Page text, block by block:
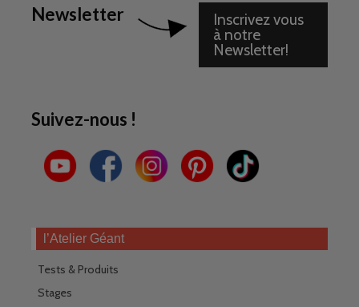
Newsletter
Inscrivez vous
à notre
Newsletter!
Suivez-nous !
l’Atelier Géant
Tests & Produits
Stages